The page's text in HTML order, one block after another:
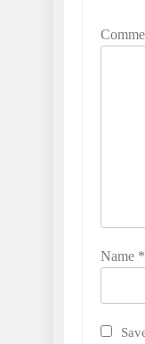
Name *